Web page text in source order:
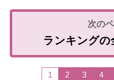
ランキングの
1 2 3 4